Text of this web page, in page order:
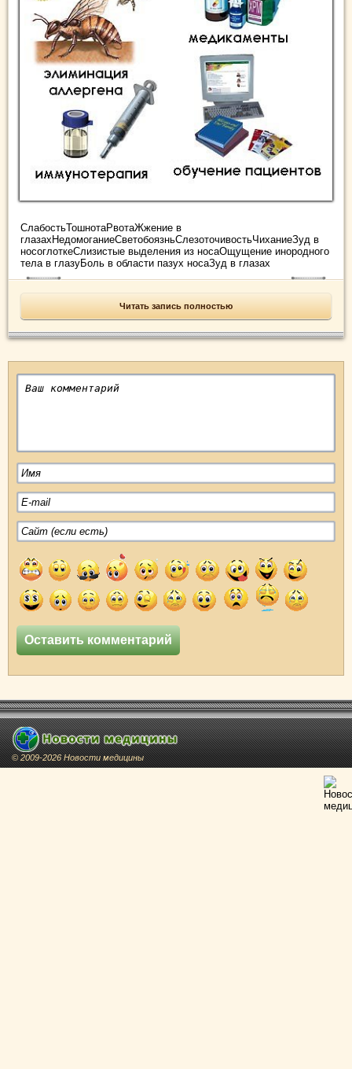
СлабостьТошнотаРвотаЖжение в
глазахНедомоганиеСветобоязньСлезоточивостьЧиханиеЗуд в
носоглоткеСлизистые выделения из носаОщущение инородного
тела в глазуБоль в области пазух носаЗуд в глазах
Читать запись полностью
© 2009-2026 Новости медицины